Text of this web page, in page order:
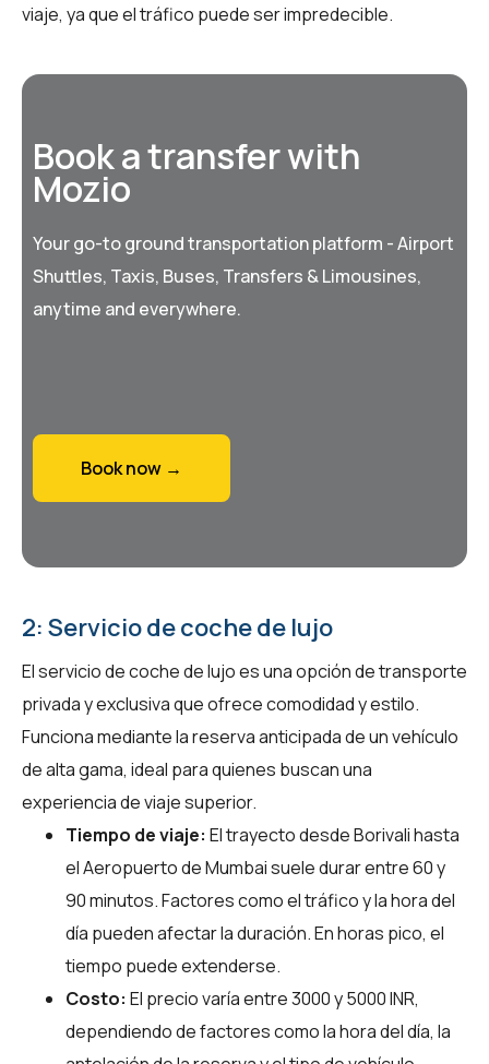
viaje, ya que el tráfico puede ser impredecible.
Book a transfer with
Mozio
Your go-to ground transportation platform - Airport
Shuttles, Taxis, Buses, Transfers & Limousines,
anytime and everywhere.
Book now →
2: Servicio de coche de lujo
El servicio de coche de lujo es una opción de transporte
privada y exclusiva que ofrece comodidad y estilo.
Funciona mediante la reserva anticipada de un vehículo
de alta gama, ideal para quienes buscan una
experiencia de viaje superior.
Tiempo de viaje: El trayecto desde Borivali hasta
el Aeropuerto de Mumbai suele durar entre 60 y
90 minutos. Factores como el tráfico y la hora del
día pueden afectar la duración. En horas pico, el
tiempo puede extenderse.
Costo: El precio varía entre 3000 y 5000 INR,
dependiendo de factores como la hora del día, la